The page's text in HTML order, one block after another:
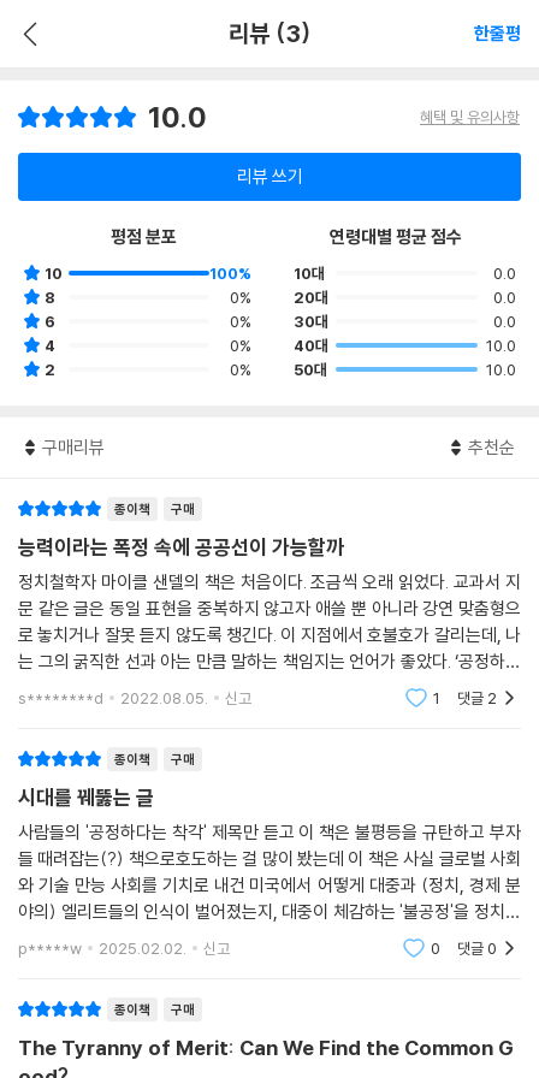
리뷰 (3) 한줄평
10.0 혜택 및 유의사항
리뷰 쓰기
평점 분포
10
100%
8
0%
6
0%
4
0%
2
0%
연령대별 평균 점수
10대
0.0
20대
0.0
30대
0.0
40대
10.0
50대
10.0
구매리뷰 추천순
종이책 구매
능력이라는 폭정 속에 공공선이 가능할까
정치철학자 마이클 샌델의 책은 처음이다. 조금씩 오래 읽었다. 교과서 지
문 같은 글은 동일 표현을 중복하지 않고자 애쓸 뿐 아니라 강연 맞춤형으
로 놓치거나 잘못 듣지 않도록 챙긴다. 이 지점에서 호불호가 갈리는데, 나
는 그의 굵직한 선과 아는 만큼 말하는 책임지는 언어가 좋았다. ‘공정하다
는 착각’을 두 번 읽은 독서 파트너는 나와 달랐다. ‘정의란 무엇인가’도 읽
s********d 2022.08.05. 신고 1 댓글 2
종이책 구매
시대를 꿰뚫는 글
사람들의 '공정하다는 착각' 제목만 듣고 이 책은 불평등을 규탄하고 부자
들 때려잡는(?) 책으로호도하는 걸 많이 봤는데 이 책은 사실 글로벌 사회
와 기술 만능 사회를 기치로 내건 미국에서 어떻게 대중과 (정치, 경제 분
야의) 엘리트들의 인식이 벌어졌는지, 대중이 체감하는 '불공정'을 정치인
들이 얼마나 둔감한지, 그리고 그것이 얼마나 위험한지 누누이 설명한
다. 트럼프를 두 번
p*****w 2025.02.02. 신고 0 댓글0
종이책 구매
The Tyranny of Merit: Can We Find the Common G